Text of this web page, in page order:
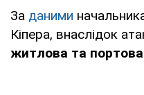
За даними
Кіпера, внаслідок
житлова та